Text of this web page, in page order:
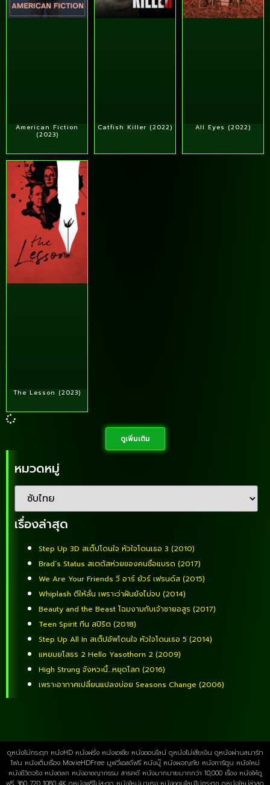
American Fiction
(2023)
Catfish Killer (2022) All Eyes (2022)
The Lesson (2023)
ดูเพิ่มเติม
หมวดหมู่
เรื่องล่าสุด
Step Up 3D สเต็ปโดนใจ หัวใจโดนเธอ 3 (2010)
Brad’s Status สเตตัสห่วยของคนชื่อแบรด (2017)
We Are Your Friends วี อาร์ ยัวร์ เฟรนด์ส (2015)
Whiplash ตีให้ลั่น เพราะว่าฝันยังไม่จบ (2014)
Beauty and the Beast โฉมงามกับเจ้าชายอสูร (2017)
Teen Spirit ทีน สปิริต (2018)
Step Up All In สเต็ปอัพโดนใจ หัวใจโดนเธอ 5 (2014)
แหยมยโสธร 2 Hello Yasothorn 2 (2009)
High Strung จังหวะนี้…หยุดโลก (2016)
เพราะอากาศเปลี่ยนแปลงบ่อย Seasons Change (2006)
ดูหนังไม่กระตุก หนังHD หนังฝรั่ง หนังเอเชีย หนังออนไลน์ ดูหนังไม่เสียเงิน ดูหนังผ่านสมาร์ท
โฟน หนังเต็มเรื่อง MovieHDFree มูฟวี่เอสดีฟรี หนังบู๊ หนังผจญภัย หนังการ์ตูน หนังใหม่
หนังชีวิตจริง หนังตลก หนังอาชญากรรม สารคดี หนังมากมายมากกว่า 10,000 เรื่อง หนังให้ดู